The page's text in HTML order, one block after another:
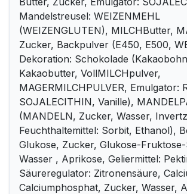
Mandelstreusel: WEIZENMEHL
(WEIZENGLUTEN), MILCHButter,
Zucker, Backpulver (E450, E500,
Dekoration: Schokolade
Kakaobutter, VollMILCHpulver,
MAGERMILCHPULVER, Emulgator:
SOJALECITHIN, Vanille),
(MANDELN, Zucker, Wasser,
Feuchthaltemittel: Sorbit, Ethanol),
Glukose, Zucker, Glukose-
Wasser , Aprikose, Geliermittel:
Säureregulator: Zitronensäure,
Calciumphosphat, Zucker, Wasser,